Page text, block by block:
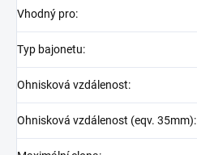
Vhodný pro:
Typ bajonetu:
Ohnisková vzdálenost:
Ohnisková vzdálenost (eqv. 35mm):